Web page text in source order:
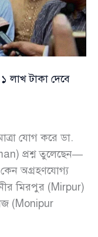
লাখ টাকা দেবে
যোগ করে ডা.
প্রশ্ন তুলেছেন—
অগ্রহণযোগ্য
মিরপুর (Mirpur)
(Monipur